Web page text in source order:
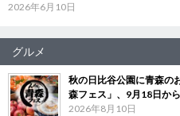
2026年6月10日
グルメ
秋の日比谷公園に青森
森フェス」、9月18日か
2026年8月10日